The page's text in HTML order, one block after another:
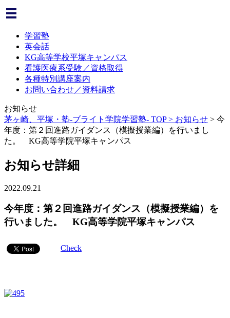
学習塾
英会話
KG高等学校平塚キャンパス
看護医療系受験／資格取得
各種特別講座案内
お問い合わせ／資料請求
お知らせ
茅ヶ崎、平塚・塾-ブライト学院学習塾- TOP > お知らせ > 今
年度：第２回進路ガイダンス（模擬授業編）を行いまし
た。 KG高等学院平塚キャンパス
お知らせ詳細
2022.09.21
今年度：第２回進路ガイダンス（模擬授業編）を
行いました。 KG高等学院平塚キャンパス
Check